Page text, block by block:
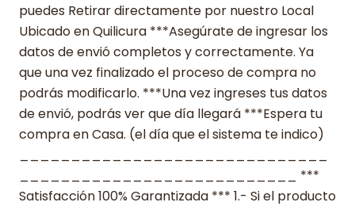
puedes Retirar directamente por nuestro Local
Ubicado en Quilicura ***Asegúrate de ingresar los
datos de envió completos y correctamente. Ya
que una vez finalizado el proceso de compra no
podrás modificarlo. ***Una vez ingreses tus datos
de envió, podrás ver que día llegará ***Espera tu
compra en Casa. (el día que el sistema te indico)
___________________________ ***
Satisfacción 100% Garantizada *** 1.- Si el producto